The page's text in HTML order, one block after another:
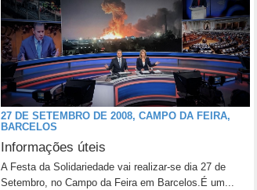
27 DE SETEMBRO DE 2008, CAMPO DA FEIRA,
BARCELOS
Informações úteis
A Festa da Solidariedade vai realizar-se dia 27 de
Setembro, no Campo da Feira em Barcelos.É um...